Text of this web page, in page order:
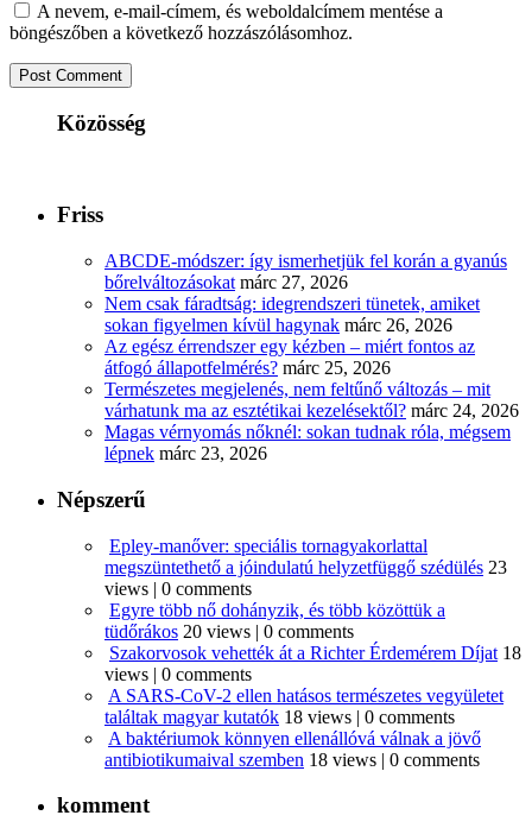
A nevem, e-mail-címem, és weboldalcímem mentése a
böngészőben a következő hozzászólásomhoz.
Közösség
Friss
ABCDE‑módszer: így ismerhetjük fel korán a gyanús
bőrelváltozásokat márc 27, 2026
Nem csak fáradtság: idegrendszeri tünetek, amiket
sokan figyelmen kívül hagynak márc 26, 2026
Az egész érrendszer egy kézben – miért fontos az
átfogó állapotfelmérés? márc 25, 2026
Természetes megjelenés, nem feltűnő változás – mit
várhatunk ma az esztétikai kezelésektől? márc 24, 2026
Magas vérnyomás nőknél: sokan tudnak róla, mégsem
lépnek márc 23, 2026
Népszerű
Epley-manőver: speciális tornagyakorlattal
megszüntethető a jóindulatú helyzetfüggő szédülés 23
views | 0 comments
Egyre több nő dohányzik, és több közöttük a
tüdőrákos 20 views | 0 comments
Szakorvosok vehették át a Richter Érdemérem Díjat 18
views | 0 comments
A SARS-CoV-2 ellen hatásos természetes vegyületet
találtak magyar kutatók 18 views | 0 comments
A baktériumok könnyen ellenállóvá válnak a jövő
antibiotikumaival szemben 18 views | 0 comments
komment